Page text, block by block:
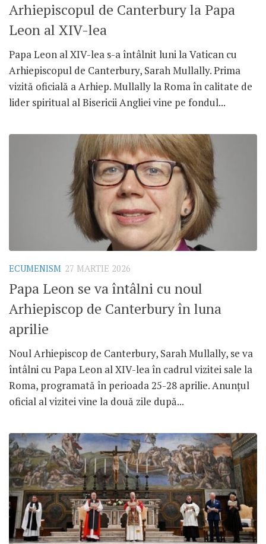
Arhiepiscopul de Canterbury la Papa
Leon al XIV-lea
Papa Leon al XIV-lea s-a întâlnit luni la Vatican cu
Arhiepiscopul de Canterbury, Sarah Mullally. Prima
vizită oficială a Arhiep. Mullally la Roma în calitate de
lider spiritual al Bisericii Angliei vine pe fondul...
ECUMENISM 27 MARTIE 2026
Papa Leon se va întâlni cu noul
Arhiepiscop de Canterbury în luna
aprilie
Noul Arhiepiscop de Canterbury, Sarah Mullally, se va
întâlni cu Papa Leon al XIV-lea în cadrul vizitei sale la
Roma, programată în perioada 25-28 aprilie. Anunțul
oficial al vizitei vine la două zile după...